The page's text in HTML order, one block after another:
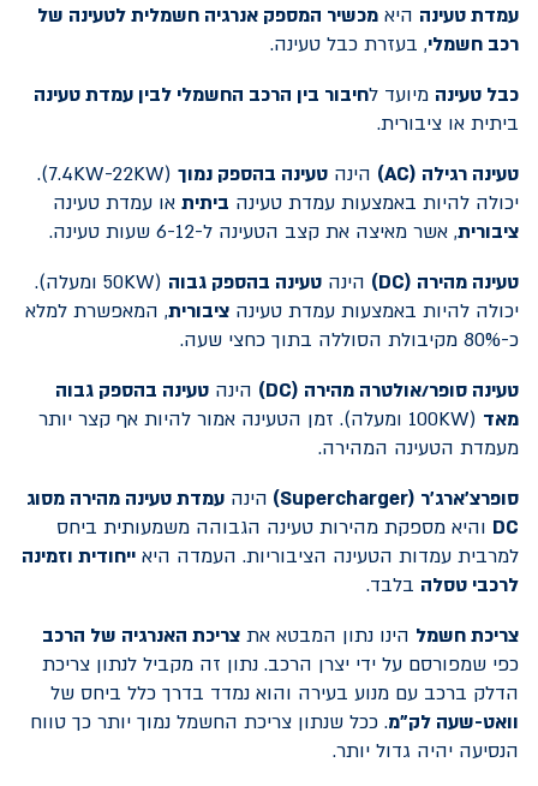
עמדת טעינה היא מכשיר המספק אנרגיה חשמלית לטעינה של
רכב חשמלי, בעזרת כבל טעינה.
כבל טעינה מיועד לחיבור בין הרכב החשמלי לבין עמדת טעינה
ביתית או ציבורית.
טעינה רגילה (AC
) הינה טעינה בהספק נמוך
(7.4KW-22KW).
יכולה להיות באמצעות עמדת טעינה ביתית או עמדת טעינה
ציבורית, אשר מאיצה את קצב הטעינה ל-6-12 שעות טעינה.
טעינה מהירה (DC
) הינה טעינה בהספק גבוה
(50KW ומעלה).
יכולה להיות באמצעות עמדת טעינה ציבורית, המאפשרת למלא
כ-80% מקיבולת הסוללה בתוך כחצי שעה.
טעינה סופר/אולטרה מהירה (DC
) הינה טעינה בהספק גבוה
מאד
(100KW ומעלה). זמן הטעינה אמור להיות אף קצר יותר
מעמדת הטעינה המהירה.
סופרצ'ארג'ר (Supercharger
) הינה עמדת טעינה מהירה מסוג
DC והיא מספקת מהירות טעינה הגבוהה משמעותית ביחס
למרבית עמדות הטעינה הציבוריות. העמדה היא ייחודית וזמינה
לרכבי טסלה בלבד.
צריכת חשמל הינו נתון המבטא את צריכת האנרגיה של הרכב
כפי שמפורסם על ידי יצרן הרכב. נתון זה מקביל לנתון צריכת
הדלק ברכב עם מנוע בעירה והוא נמדד בדרך כלל ביחס של
וואט-שעה לק"מ. ככל שנתון צריכת החשמל נמוך יותר כך טווח
הנסיעה יהיה גדול יותר.